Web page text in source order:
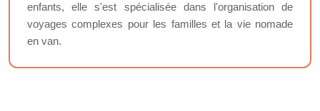
enfants, elle s'est spécialisée dans l'organisation de
voyages complexes pour les familles et la vie nomade
en van.